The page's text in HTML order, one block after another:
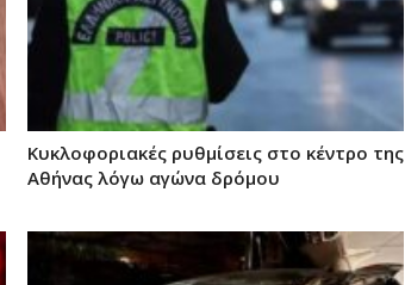
Κυκλοφοριακές ρυθμίσεις στο κέντρο της
Αθήνας λόγω αγώνα δρόμου